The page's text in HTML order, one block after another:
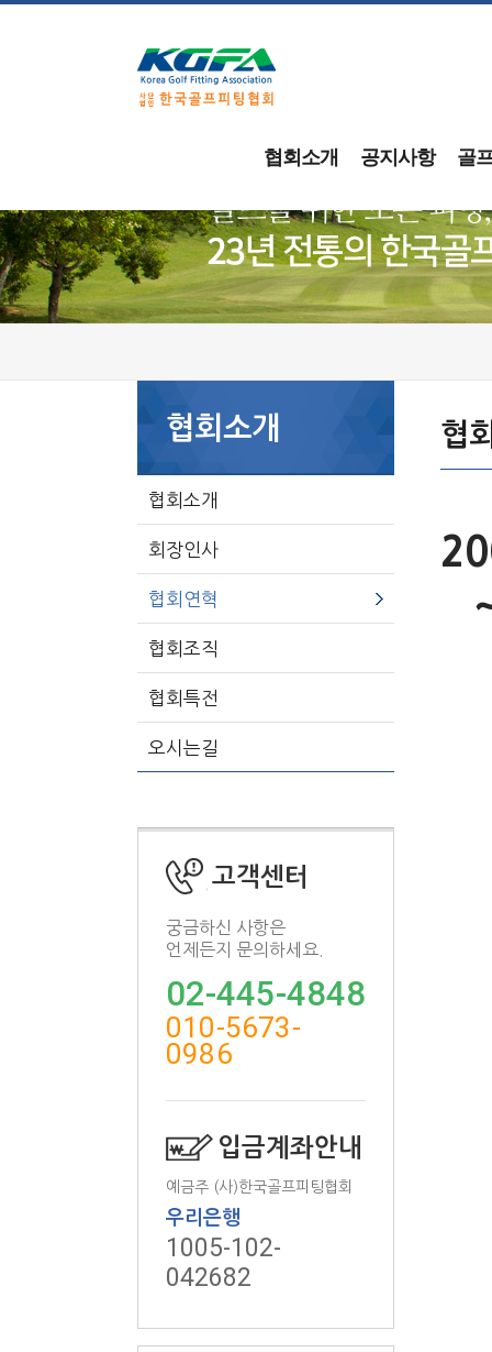
협회소개 공지사항 골
협회소개
협회소개
회장인사
협회연혁
협회조직
협회특전
오시는길
고객센터
궁금하신 사항은
언제든지 문의하세요.
02-445-4848
010-5673-
0986
입금계좌안내
예금주 (사)한국골프피팅협회
우리은행
1005-102-
042682
협